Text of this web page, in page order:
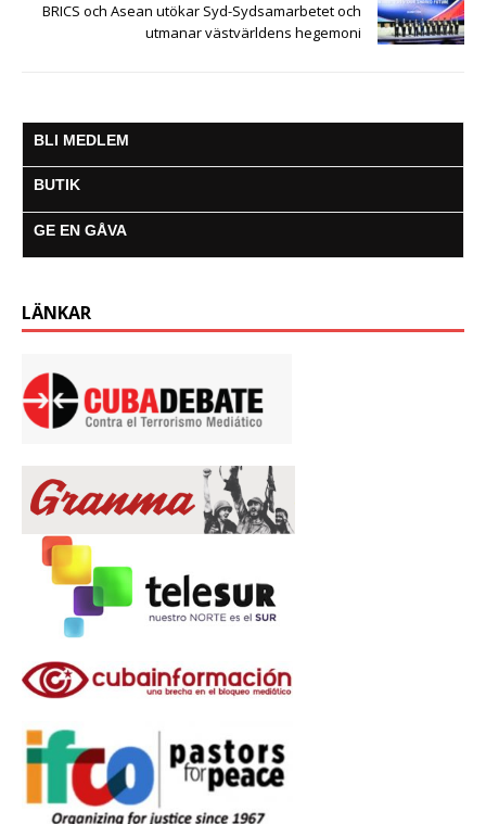
BRICS och Asean utökar Syd-Sydsamarbetet och
utmanar västvärldens hegemoni
BLI MEDLEM
BUTIK
GE EN GÅVA
LÄNKAR